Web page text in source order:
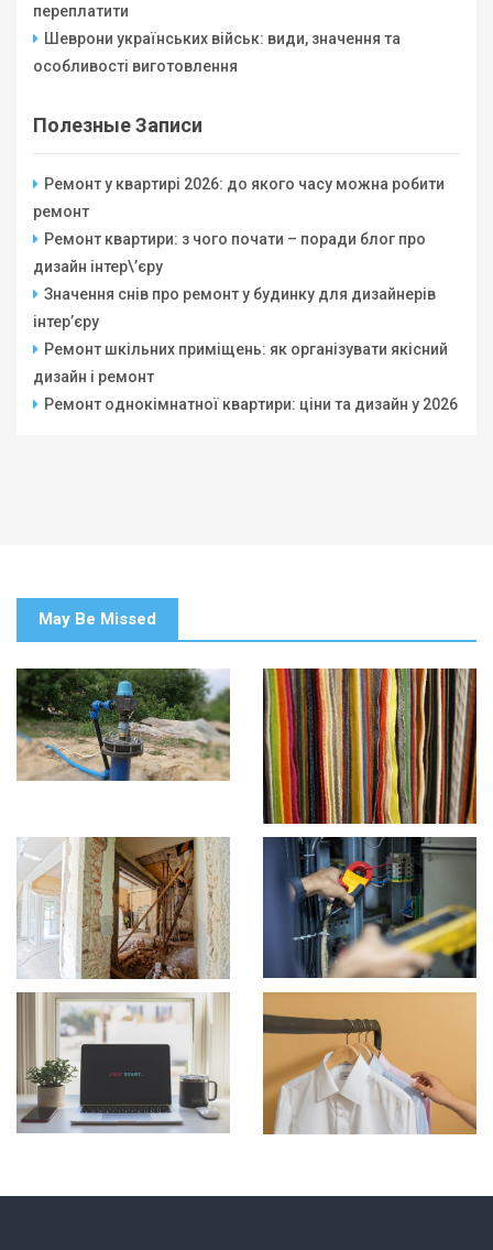
переплатити
Шеврони українських військ: види, значення та
особливості виготовлення
Полезные Записи
Ремонт у квартирі 2026: до якого часу можна робити
ремонт
Ремонт квартири: з чого почати – поради блог про
дизайн інтер\’єру
Значення снів про ремонт у будинку для дизайнерів
інтер’єру
Ремонт шкільних приміщень: як організувати якісний
дизайн і ремонт
Ремонт однокімнатної квартири: ціни та дизайн у 2026
May Be Missed